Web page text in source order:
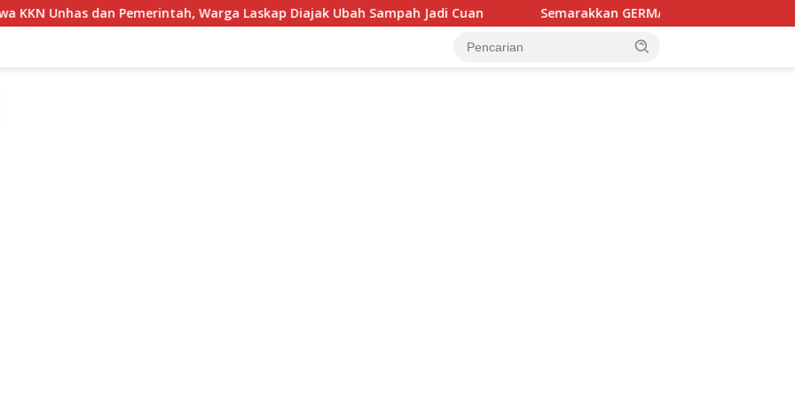
Warga Laskap Diajak Ubah Sampah Jadi Cuan Semarakkan GERMAS, Puskesmas Ponrang Luncurkan Inovasi Pos